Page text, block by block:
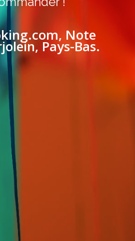
Note
France.